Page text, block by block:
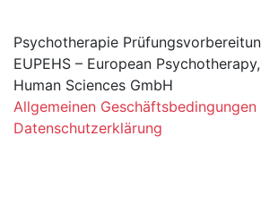
Psychotherapie
EUPEHS – European
Human Sciences GmbH
Allgemeinen Geschäftsbedingungen
Datenschutzerklärung